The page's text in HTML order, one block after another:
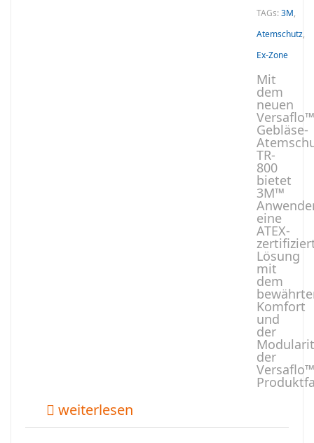
TAGs:3M,
Atemschutz,
Ex-Zone
Mit
dem
neuen
Versaflo™
Gebläse-
TR-
800
bietet
3M™
eine
ATEX-
Lösung
mit
dem
Komfort
und
der
der
Versaflo™
weiterlesen